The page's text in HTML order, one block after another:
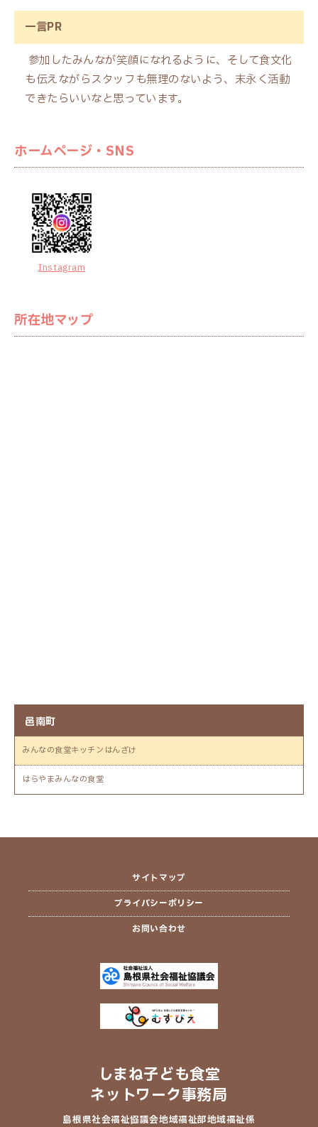
一言PR
参加したみんなが笑顔になれるように、そして食文化
も伝えながらスタッフも無理のないよう、末永く活動
できたらいいなと思っています。
ホームページ・SNS
Instagram
所在地マップ
邑南町
みんなの食堂キッチンはんざけ
はらやまみんなの食堂
サイトマップ
プライバシーポリシー
お問い合わせ
しまね子ども食堂
ネットワーク事務局
島根県社会福祉協議会地域福祉部地域福祉係